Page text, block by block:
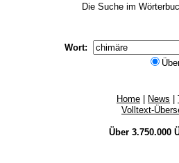
Die Suche im
Wort:
Home News
Volltext-
Über 3.750.000